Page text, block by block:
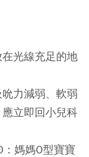
光線充足的地
力減弱、軟弱
立即回小兒科
媽媽O型寶寶